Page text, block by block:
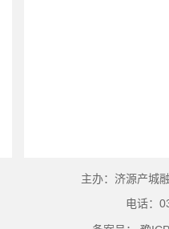
主办：济源产城
电话：